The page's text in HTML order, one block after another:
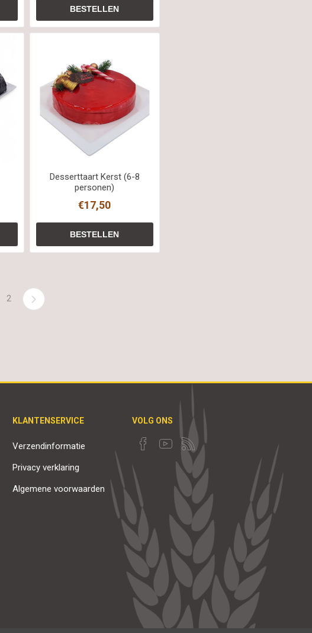
Desserttaart Kerst (6-8
personen)
€17,50
2
KLANTENSERVICE
Verzendinformatie
Privacy verklaring
Algemene voorwaarden
VOLG ONS